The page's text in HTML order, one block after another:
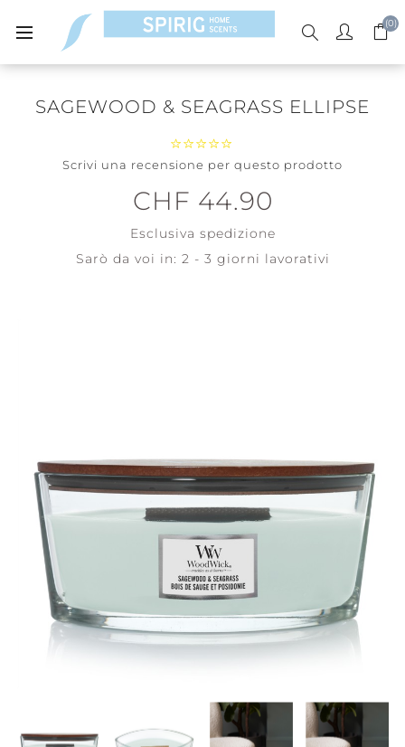
(0)
SAGEWOOD & SEAGRASS ELLIPSE
Scrivi una recensione per questo prodotto
CHF 44.90
Esclusiva spedizione
Sarò da voi in: 2 - 3 giorni lavorativi